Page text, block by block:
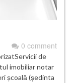
0 comment
de
imobiliar notar
școală (ședinta